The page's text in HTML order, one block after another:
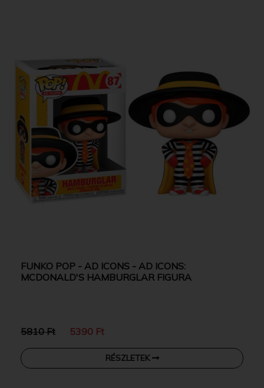
FUNKO POP - AD ICONS - AD ICONS:
MCDONALD'S HAMBURGLAR FIGURA
5810 Ft 5390 Ft
RÉSZLETEK